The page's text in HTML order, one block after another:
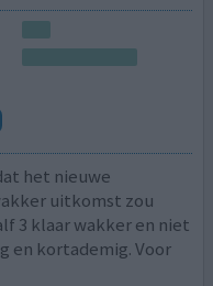
het nieuwe
uitkomst zou
3 klaar wakker en niet
en kortademig. Voor